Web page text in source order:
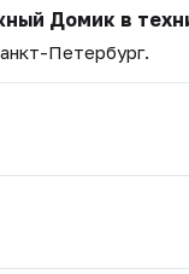
Домик в
Петербург.